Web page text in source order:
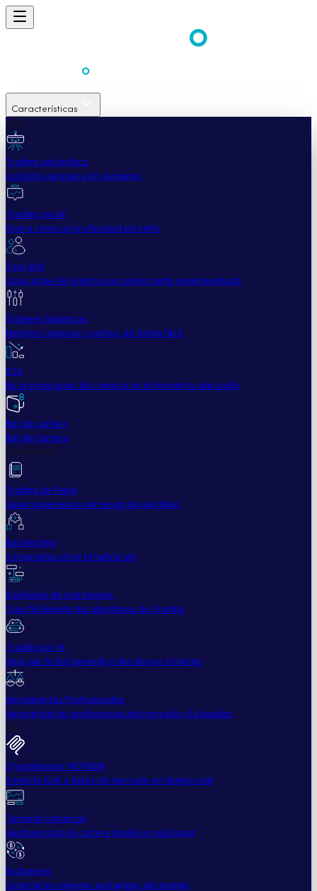
Características
Fácil
Trading automático
Los Bots superan a los humanos
Trading social
Opera como un profesional sin serlo
Copy Bot
Copia al pie de la letra a un comerciante experimentado
Órdenes Dinámicas
Mejores compras y ventas, de forma fácil
DCA
No te preocupes de comprar en el momento adecuado
Bot de cartera
Bot de Cartera
Profesional
Trading de Papel
Ganar experiencia sin riesgo de pérdidas
Backtesting
Comprueba cómo te habría ido
Diseñador de estrategias
Crea fácilmente tus algoritmos de Trading
Trading por IA
Deja que tu bot aprenda y decida por sí mismo
Herramientas Profesionales
Aprovechar las ineficiencias del mercado o la liquidez
Más
Cryptohopper MCPNEW
Conecta tu IA a datos de mercado en tiempo real
Terminal comercial
Gestiona toda tu cartera desde un solo lugar
Exchanges
Conecta los mejores exchanges del mundo.